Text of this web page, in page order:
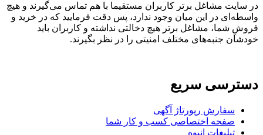
در سایت مشاغل برتر کاربران مستقیما با هم تماس می‌گیرند و هیچ
واسطه‌ای در این میان وجود ندارد، پس دقت فرمایید که در خرید و
فروشِ شما، مشاغل برتر هیچ دخالتی نداشته و کاربران باید
خودشان جنبه‌های مختلف امنیتی را در نظر بگیرند.
دسترسی سریع
سفارش رپورتاژ آگهی
صفحه اختصاصی کسب و کار شما
تبلیغات انبوه